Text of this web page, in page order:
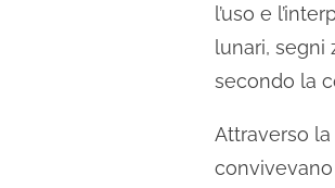
l’uso e
lunari, segni
secondo la
Attraverso